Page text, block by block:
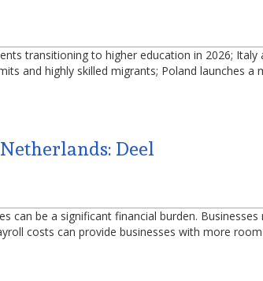
transitioning to higher education in 2026; Italy
and highly skilled migrants; Poland launches a
Deel
can be a significant financial burden.
costs can provide businesses with more